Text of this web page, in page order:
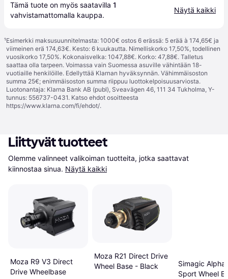
Tämä tuote on myös saatavilla 1
vahvistamattomalla kauppa.
Näytä kaikki
¹Esimerkki maksusuunnitelmasta: 1000€ ostos 6 erässä: 5 erää à 174,65€ ja
viimeinen erä 174,63€. Kesto: 6 kuukautta. Nimelliskorko 17,50%, todellinen
vuosikorko 17,50%. Kokonaisvelka: 1047,88€. Korko: 47,88€. Talletus
saattaa olla tarpeen. Voimassa vain Suomessa asuville vähintään 18-
vuotiaille henkilöille. Edellyttää Klarnan hyväksynnän. Vähimmäisoston
summa 25€; enimmäisoston summa riippuu luottokelpoisuusarviosta.
Luotonantaja: Klarna Bank AB (publ), Sveavägen 46, 111 34 Tukholma, Y-
tunnus: 556737-0431. Katso ehdot osoitteesta
https://www.klarna.com/fi/ehdot/.
Liittyvät tuotteet
Olemme valinneet valikoiman tuotteita, jotka saattavat
kiinnostaa sinua. Näytä kaikki
Moza R9 V3 Direct
Drive Wheelbase
Moza R21 Direct Drive
Wheel Base - Black
Simagic Alpha
Sport Wheel